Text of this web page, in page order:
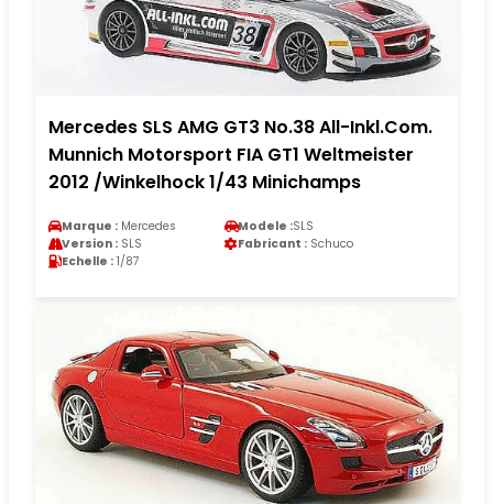
Mercedes SLS AMG GT3 No.38 All-Inkl.Com.
Munnich Motorsport FIA GT1 Weltmeister
2012 /Winkelhock 1/43 Minichamps
Marque : Mercedes Modele :SLS
Version : SLS Fabricant : Schuco
Echelle : 1/87